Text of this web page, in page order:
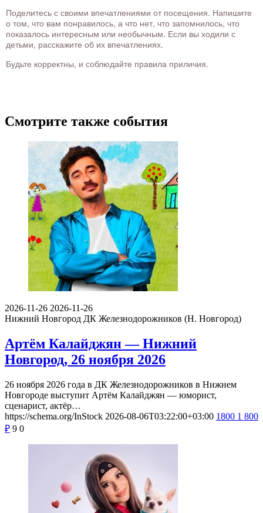
Поделитесь с своими впечатлениями от посещения. Напишите
о том, что вам понравилось, а что нет, что запомнилось, что
показалось интересным или необычным. Если вы ходили с
детьми, расскажите об их впечатлениях.
Будьте корректны, и соблюдайте правила приличия.
Смотрите также события
2026-11-26 2026-11-26
Нижний Новгород ДК Железнодорожников (Н. Новгород)
Артём Калайджян — Нижний
Новгород, 26 ноября 2026
26 ноября 2026 года в ДК Железнодорожников в Нижнем
Новгороде выступит Артём Калайджян — юморист,
сценарист, актёр…
https://schema.org/InStock 2026-08-06T03:22:00+03:00 1800 1 800
₽ 9 0